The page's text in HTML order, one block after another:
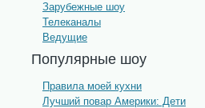
Зарубежные шоу
Телеканалы
Ведущие
Популярные шоу
Правила моей кухни
Лучший повар Америки: Дети